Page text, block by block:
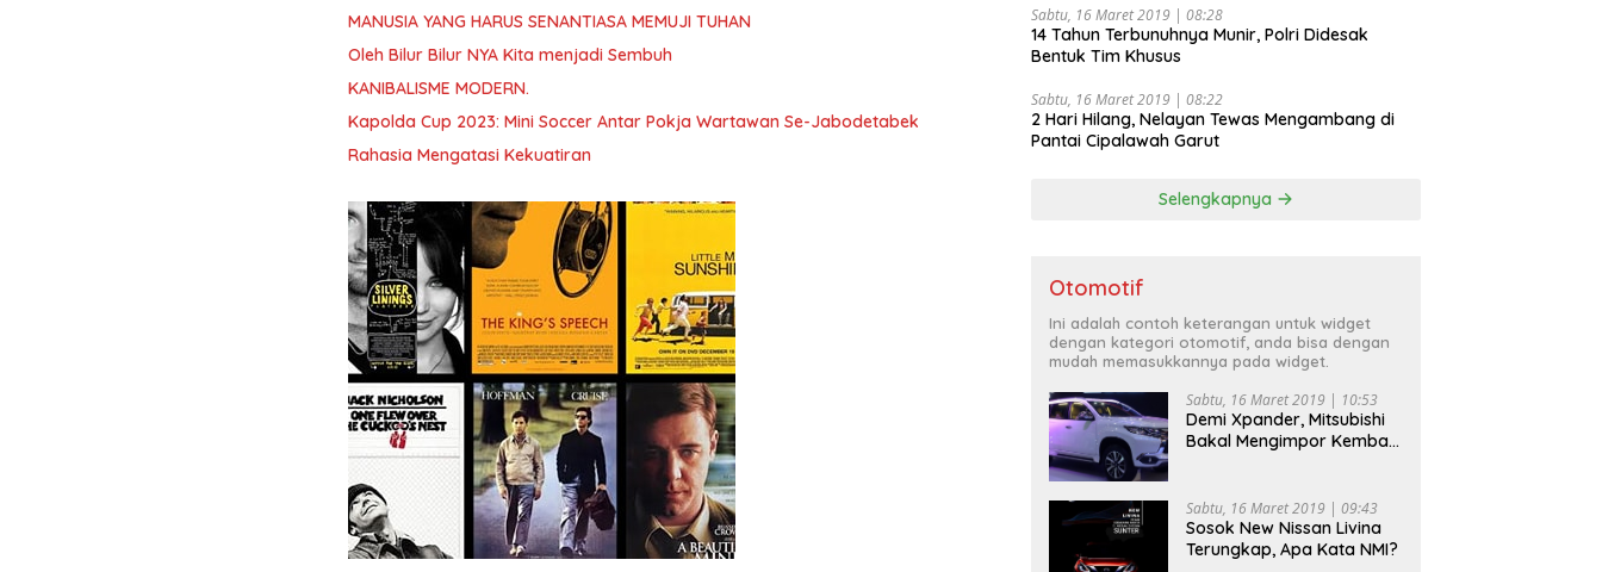
MANUSIA YANG HARUS SENANTIASA MEMUJI TUHAN
Oleh Bilur Bilur NYA Kita menjadi Sembuh
KANIBALISME MODERN.
Kapolda Cup 2023: Mini Soccer Antar Pokja Wartawan Se-Jabodetabek
Rahasia Mengatasi Kekuatiran
Sabtu, 16 Maret 2019 | 08:28
14 Tahun Terbunuhnya Munir, Polri Didesak
Bentuk Tim Khusus
Sabtu, 16 Maret 2019 | 08:22
2 Hari Hilang, Nelayan Tewas Mengambang di
Pantai Cipalawah Garut
Selengkapnya
Otomotif
Ini adalah contoh keterangan untuk widget
dengan kategori otomotif, anda bisa dengan
mudah memasukkannya pada widget.
Sabtu, 16 Maret 2019 | 10:53
Demi Xpander, Mitsubishi
Bakal Mengimpor Kembali
Sabtu, 16 Maret 2019 | 09:43
Sosok New Nissan Livina
Terungkap, Apa Kata NMI?